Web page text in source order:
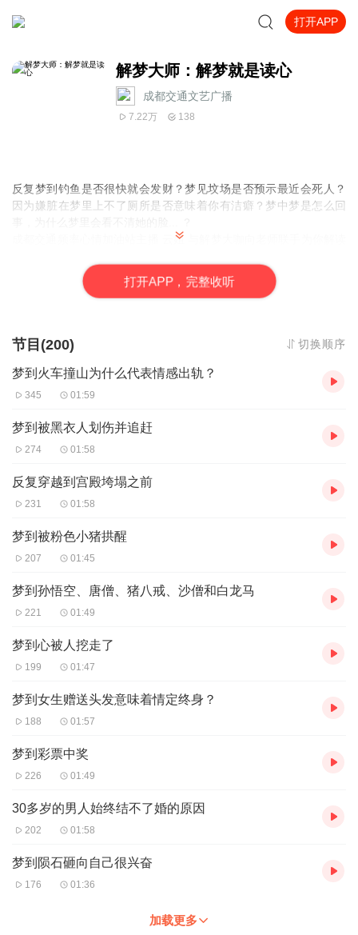
打开APP
解梦大师：解梦就是读心
成都交通文艺广播
7.22万 138
反复梦到钓鱼是否很快就会发财？梦见坟场是否预示最近会死人？
因为嫌脏在梦里上不了厕所是否意味着你有洁癖？梦中梦是怎么回
成都交通频率心情加油站主播 云姐 与解梦大咖向老师联手为你解读
以及猫、狗、蛇、鱼各种动物预示你内心有哪些纠结，该如何化
解梦有风险，进入需谨慎！
打开APP，完整收听
节目(200) 切换顺序
梦到火车撞山为什么代表情感出轨？
345 01:59
梦到被黑衣人划伤并追赶
274 01:58
反复穿越到宫殿垮塌之前
231 01:58
梦到被粉色小猪拱醒
207 01:45
梦到孙悟空、唐僧、猪八戒、沙僧和白龙马
221 01:49
梦到心被人挖走了
199 01:47
梦到女生赠送头发意味着情定终身？
188 01:57
梦到彩票中奖
226 01:49
30多岁的男人始终结不了婚的原因
202 01:58
梦到陨石砸向自己很兴奋
176 01:36
加载更多